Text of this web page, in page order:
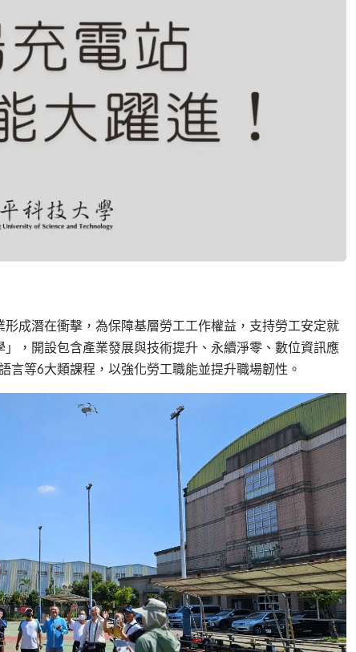
成潛在衝擊，為保障基層勞工工作權益，支持勞工安定就
，開設包含產業發展與技術提升、永續淨零、數位資訊應
言等6大類課程，以強化勞工職能並提升職場韌性。